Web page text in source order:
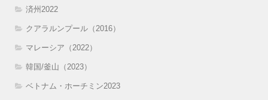
済州2022
クアラルンプール（2016）
マレーシア（2022）
韓国/釜山（2023）
ベトナム・ホーチミン2023